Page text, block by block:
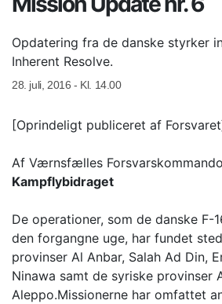
Opdatering fra de danske styrker
Inherent Resolve.
28. juli, 2016 - Kl. 14.00
[Oprindeligt publiceret af
Af Værnsfælles Forsvarskommando
Kampflybidraget
De operationer, som de danske F-
den forgangne uge, har fundet
provinser Al Anbar, Salah Ad Din,
Ninawa samt de syriske provinser
Aleppo.Missionerne har omfattet